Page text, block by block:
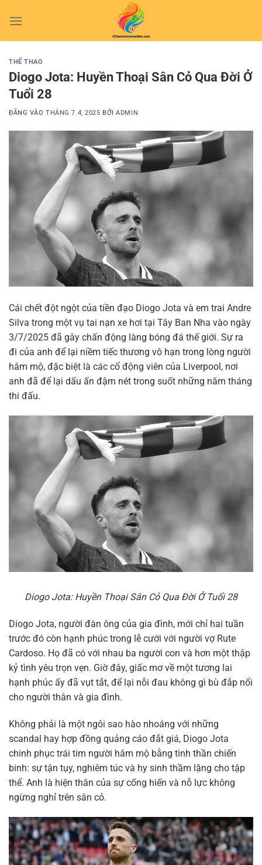
qua
THỂ THAO
Diogo Jota: Huyền Thoại Sân Cỏ Qua Đời Ở
Tuổi 28
ĐĂNG VÀOTHÁNG 7 4, 2025 BỞIADMIN
Cái chết đột ngột của tiền đạo Diogo Jota và em trai Andre
Silva trong một vụ tai nạn xe hơi tại Tây Ban Nha vào ngày
3/7/2025 đã gây chấn động làng bóng đá thế giới. Sự ra
đi của anh để lại niềm tiếc thương vô hạn trong lòng người
hâm mộ, đặc biệt là các cổ động viên của Liverpool, nơi
anh đã để lại dấu ấn đậm nét trong suốt những năm tháng
thi đấu.
Diogo Jota: Huyền Thoại Sân Cỏ Qua Đời Ở Tuổi 28
Diogo Jota, người đàn ông của gia đình, mới chỉ hai tuần
trước đó còn hạnh phúc trong lễ cưới với người vợ Rute
Cardoso. Họ đã có với nhau ba người con và hơn một thập
kỷ tình yêu trọn vẹn. Giờ đây, giấc mơ về một tương lai
hạnh phúc ấy đã vụt tắt, để lại nỗi đau không gì bù đắp nổi
cho người thân và gia đình.
Không phải là một ngôi sao hào nhoáng với những
scandal hay hợp đồng quảng cáo đắt giá, Diogo Jota
chinh phục trái tim người hâm mộ bằng tinh thần chiến
binh: sự tận tụy, nghiêm túc và hy sinh thầm lặng cho tập
thể. Anh là hiện thân của sự cống hiến và nỗ lực không
ngừng nghỉ trên sân cỏ.